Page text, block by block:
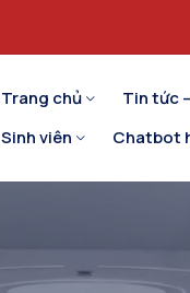
Trang chủ Tin tức
Sinh viên
Chatbot